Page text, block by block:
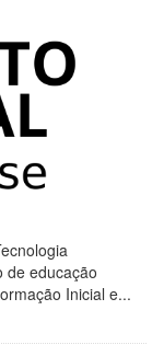
de educação
Inicial e...